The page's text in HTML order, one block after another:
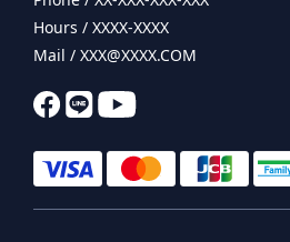
Hours / XXXX-XXXX
Mail / XXX@XXXX.COM